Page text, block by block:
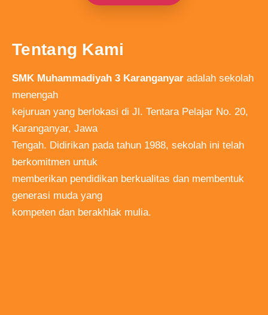
Tentang Kami
SMK Muhammadiyah 3 Karanganyar adalah sekolah
menengah
kejuruan yang berlokasi di Jl. Tentara Pelajar No. 20,
Karanganyar, Jawa
Tengah. Didirikan pada tahun 1988, sekolah ini telah
berkomitmen untuk
memberikan pendidikan berkualitas dan membentuk
generasi muda yang
kompeten dan berakhlak mulia.